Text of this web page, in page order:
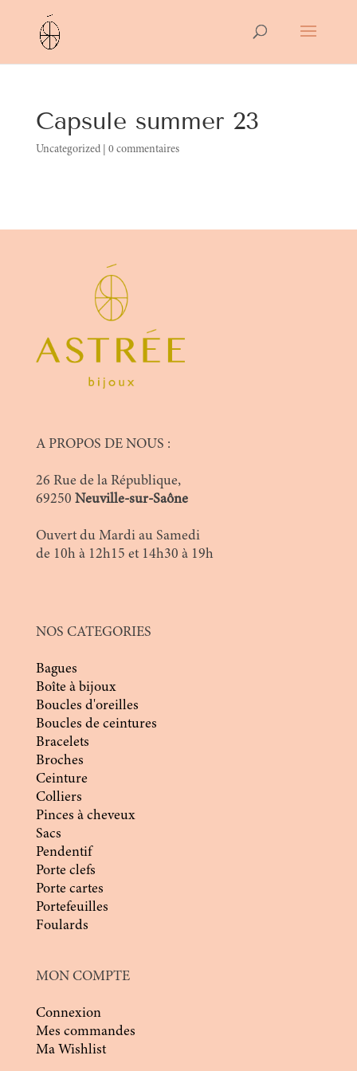
Capsule summer 23
Uncategorized| 0 commentaires
A PROPOS DE NOUS :
26 Rue de la République,
69250 Neuville-sur-Saône
Ouvert du Mardi au Samedi
de 10h à 12h15 et 14h30 à 19h
NOS CATEGORIES
Bagues
Boîte à bijoux
Boucles d'oreilles
Boucles de ceintures
Bracelets
Broches
Ceinture
Colliers
Pinces à cheveux
Sacs
Pendentif
Porte clefs
Porte cartes
Portefeuilles
Foulards
MON COMPTE
Connexion
Mes commandes
Ma Wishlist